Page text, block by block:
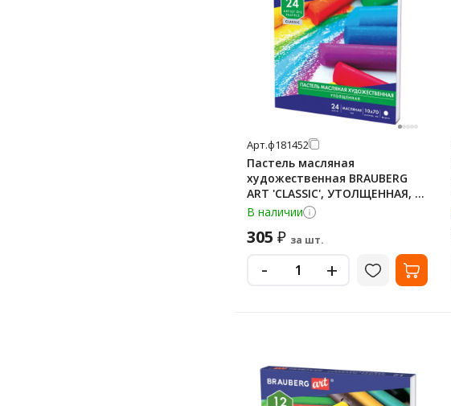
Арт.ф181452
Пастель масляная
художественная BRAUBERG
ART 'CLASSIC', УТОЛЩЕННАЯ, 24
цвета, круглое сечение, 18145
В наличии
305 ₽ за шт.
- +